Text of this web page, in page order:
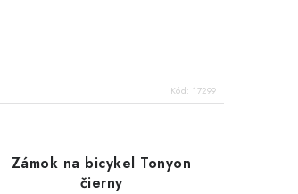
Kód: 17299
Zámok na bicykel Tonyon
čierny